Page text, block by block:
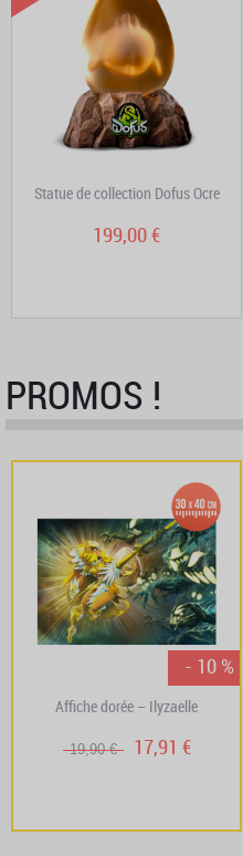
Statue de collection Dofus Ocre
199,00 €
PROMOS !
- 10 %
Affiche dorée – Ilyzaelle
19,90 € 17,91 €